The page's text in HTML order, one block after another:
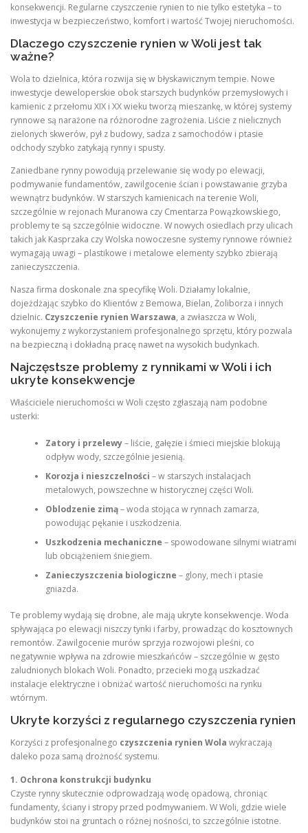
konsekwencji. Regularne czyszczenie rynien to nie tylko estetyka – to
inwestycja w bezpieczeństwo, komfort i wartość Twojej nieruchomości.
Dlaczego czyszczenie rynien w Woli jest tak
ważne?
Wola to dzielnica, która rozwija się w błyskawicznym tempie. Nowe
inwestycje deweloperskie obok starszych budynków przemysłowych i
kamienic z przełomu XIX i XX wieku tworzą mieszankę, w której systemy
rynnowe są narażone na różnorodne zagrożenia. Liście z nielicznych
zielonych skwerów, pył z budowy, sadza z samochodów i ptasie
odchody szybko zatykają rynny i spusty.
Zaniedbane rynny powodują przelewanie się wody po elewacji,
podmywanie fundamentów, zawilgocenie ścian i powstawanie grzyba
wewnątrz budynków. W starszych kamienicach na terenie Woli,
szczególnie w rejonach Muranowa czy Cmentarza Powązkowskiego,
problemy te są szczególnie widoczne. W nowych osiedlach przy ulicach
takich jak Kasprzaka czy Wolska nowoczesne systemy rynnowe również
wymagają uwagi – plastikowe i metalowe elementy szybko zbierają
zanieczyszczenia.
Nasza firma doskonale zna specyfikę Woli. Działamy lokalnie,
dojeżdżając szybko do Klientów z Bemowa, Bielan, Żoliborza i innych
dzielnic. Czyszczenie rynien Warszawa, a zwłaszcza w Woli,
wykonujemy z wykorzystaniem profesjonalnego sprzętu, który pozwala
na bezpieczną i dokładną pracę nawet na wysokich budynkach.
Najczęstsze problemy z rynnikami w Woli i ich
ukryte konsekwencje
Właściciele nieruchomości w Woli często zgłaszają nam podobne
usterki:
Zatory i przelewy– liście, gałęzie i śmieci miejskie blokują
odpływ wody, szczególnie jesienią.
Korozja i nieszczelności – w starszych instalacjach
metalowych, powszechne w historycznej części Woli.
Oblodzenie zimą– woda stojąca w rynnach zamarza,
powodując pękanie i uszkodzenia.
Uszkodzenia mechaniczne – spowodowane silnymi wiatrami
lub obciążeniem śniegiem.
Zanieczyszczenia biologiczne – glony, mech i ptasie
gniazda.
Te problemy wydają się drobne, ale mają ukryte konsekwencje. Woda
spływająca po elewacji niszczy tynki i farby, prowadząc do kosztownych
remontów. Zawilgocenie murów sprzyja rozwojowi pleśni, co
negatywnie wpływa na zdrowie mieszkańców – szczególnie w gęsto
zaludnionych blokach Woli. Ponadto, przecieki mogą uszkadzać
instalacje elektryczne i obniżać wartość nieruchomości na rynku
wtórnym.
Ukryte korzyści z regularnego czyszczenia rynien
Korzyści z profesjonalnego czyszczenia rynien Wola wykraczają
daleko poza samą drożność systemu.
1. Ochrona konstrukcji budynku
Czyste rynny skutecznie odprowadzają wodę opadową, chroniąc
fundamenty, ściany i stropy przed podmywaniem. W Woli, gdzie wiele
budynków stoi na gruntach o różnej nośności, to szczególnie istotne.